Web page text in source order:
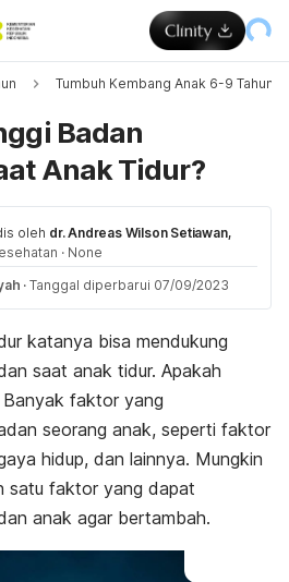
Tumbuh Kembang Anak 6-9 Tahun
Badan
Anak Tidur?
oleh dr. Andreas Wilson Setiawan,
· None
· Tanggal diperbarui 07/09/2023
katanya bisa mendukung
saat anak tidur. Apakah
faktor yang
seorang anak, seperti faktor
hidup, dan lainnya. Mungkin
satu faktor yang dapat
anak agar bertambah.